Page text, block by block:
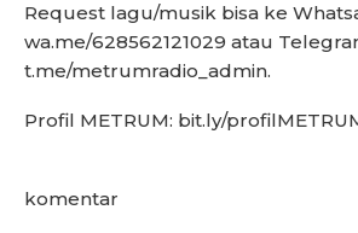
Request lagu/musik bisa ke
wa.me/628562121029 atau
t.me/metrumradio_admin.
Profil METRUM: bit.ly/
komentar